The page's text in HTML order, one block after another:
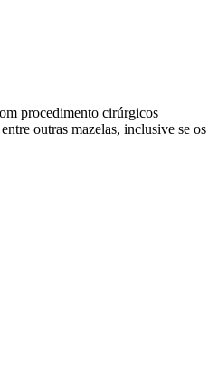
procedimento cirúrgicos
outras mazelas, inclusive se os